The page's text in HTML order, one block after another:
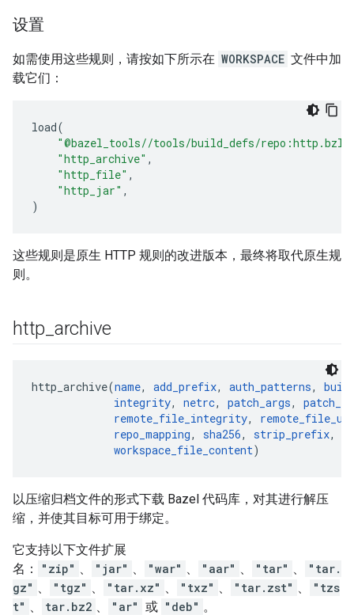
设置
如需使用这些规则，请按如下所示在 WORKSPACE 文件中加
载它们：
load(
"@bazel_tools//tools/build_defs/repo:http.bzl"
"http_archive" ,
"http_file" ,
"http_jar" ,
)
这些规则是原生 HTTP 规则的改进版本，最终将取代原生规
则。
http archive
http_archive(name, add_prefix, auth_patterns,
integrity, netrc, patch_args,
remote_file_integrity,
repo_mapping, sha256, strip_prefix,
workspace_file_content
以压缩归档文件的形式下载 Bazel 代码库，对其进行解压
缩，并使其目标可用于绑定。
它支持以下文件扩展
名：
"zip" 、 "jar" 、 "war" 、 "aar" 、 "tar" 、
"tar.
gz" 、 "tgz" 、 "tar.xz" 、 "txz" 、 "tar.zst" 、
"tzs
t" 、 tar.bz2 、 "ar" 或 "deb" 。